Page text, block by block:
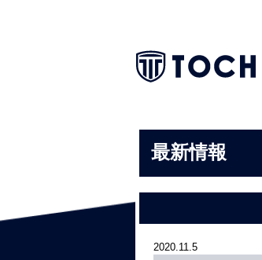
最新情報
2020.11.5